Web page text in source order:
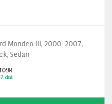
Mondeo III, 2000-2007,
Sedan
dní